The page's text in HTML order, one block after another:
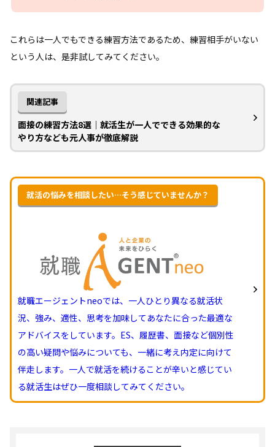
これらは一人でもできる練習方法であるため、練習相手がいない
という人は、是非試してみてください。
関連記事
面接の練習方法8選｜就活生が一人でできる効果的な
やり方なども元人事が徹底解説
就活の悩みを相談したい…そう感じていませんか？
就職エージェントneoでは、一人ひとり異なる就活状
況、強み、適性、思考を加味してあなたに合った最適な
アドバイスをしています。ES、履歴書、面接など個別性
の高い疑問や悩みについても、一緒に考え内定に向けて
伴走します。一人で就活を続けることが辛いと感じてい
る就活生はぜひ一度相談してみてください。